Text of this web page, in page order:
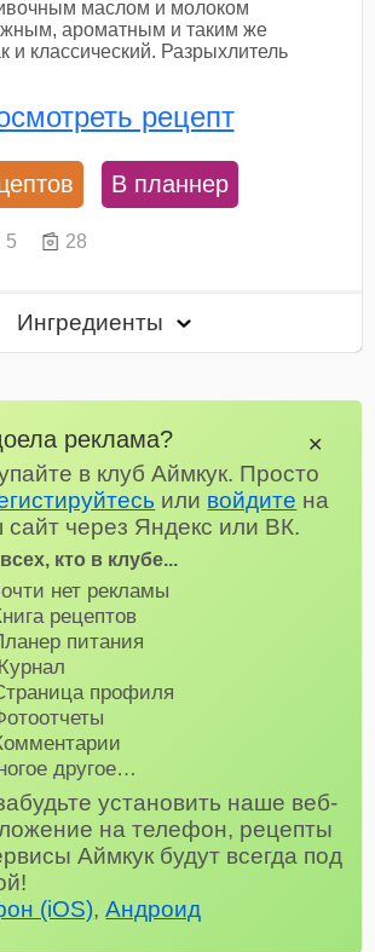
маслом и молоком
ароматным и таким же
и классический. Разрыхлитель
рецепт
В планнер
5 28
Ингредиенты
реклама?
в клуб Аймкук. Просто
или войдите на
сайт через Яндекс или ВК.
кто в клубе...
нет рекламы
рецептов
питания
профиля
другое…
установить наше веб-
на телефон, рецепты
Аймкук будут всегда под
(iOS),Андроид
✕